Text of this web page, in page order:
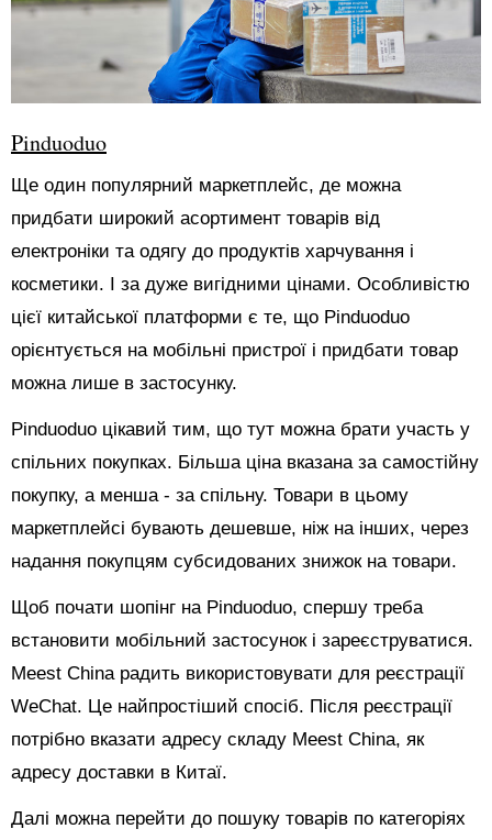
Pinduoduo
Ще один популярний маркетплейс, де можна
придбати широкий асортимент товарів від
електроніки та одягу до продуктів харчування і
косметики. І за дуже вигідними цінами. Особливістю
цієї китайської платформи є те, що Pinduoduo
орієнтується на мобільні пристрої і придбати товар
можна лише в застосунку.
Pinduoduo цікавий тим, що тут можна брати участь у
спільних покупках. Більша ціна вказана за самостійну
покупку, а менша - за спільну. Товари в цьому
маркетплейсі бувають дешевше, ніж на інших, через
надання покупцям субсидованих знижок на товари.
Щоб почати шопінг на Pinduoduo, спершу треба
встановити мобільний застосунок і зареєструватися.
Meest China радить використовувати для реєстрації
WeChat. Це найпростіший спосіб. Після реєстрації
потрібно вказати адресу складу Meest China, як
адресу доставки в Китаї.
Далі можна перейти до пошуку товарів по категоріях